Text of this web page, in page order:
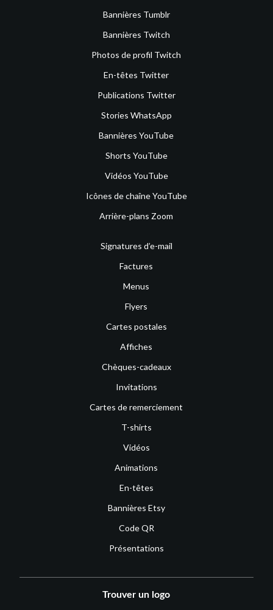
Bannières Tumblr
Bannières Twitch
Photos de profil Twitch
En-têtes Twitter
Publications Twitter
Stories WhatsApp
Bannières YouTube
Shorts YouTube
Vidéos YouTube
Icônes de chaîne YouTube
Arrière-plans Zoom
Signatures d’e-mail
Factures
Menus
Flyers
Cartes postales
Affiches
Chèques-cadeaux
Invitations
Cartes de remerciement
T-shirts
Vidéos
Animations
En-têtes
Bannières Etsy
Code QR
Présentations
Trouver un logo